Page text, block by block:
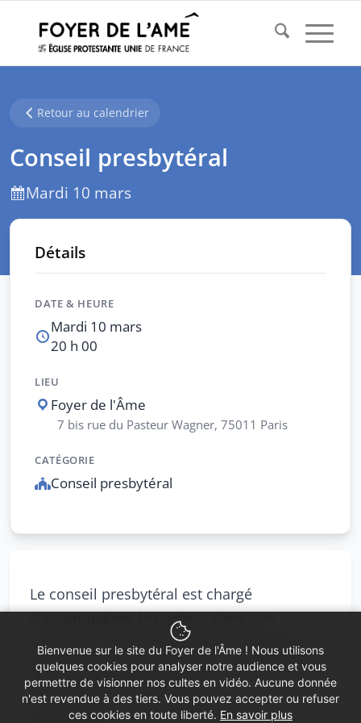
Retour au calendrier
Conseil presbytéral
Mardi 10 mars
Le conseil presbytéral est chargé
d’accompagner le pasteur dans son
ministère, veille au bon fonctionnement
des activités de la paroisse, à l’animation et
l’unité de la communauté
paroissiale,cultes et catéchèse,
Détails
DATE & HEURE
Mardi 10 mars
20 h 00
LIEU
Foyer de l'Âme
7 bis rue du Pasteur Wagner, 75011 Paris
CATÉGORIE
Conseil presbytéral
Bienvenue sur le site du Foyer de l'Âme ! Nous utilisons
quelques cookies pour analyser notre audience et vous
permettre de visionner nos cultes en vidéo. Aucune donnée
n'est revendue à des tiers. Vous pouvez accepter ou refuser
ces cookies en toute liberté. En savoir plus